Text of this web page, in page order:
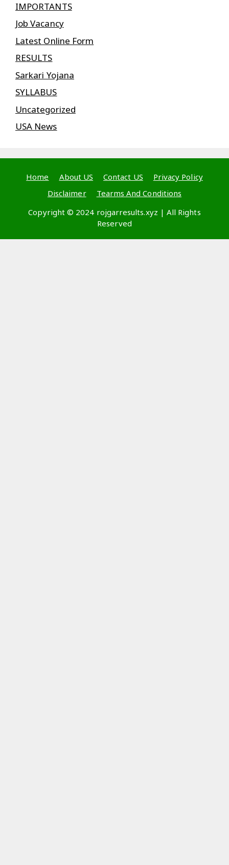
IMPORTANTS
Job Vacancy
Latest Online Form
RESULTS
Sarkari Yojana
SYLLABUS
Uncategorized
USA News
Home About US Contact US
Privacy Policy
Disclaimer
Tearms And Conditions
Copyright © 2024 rojgarresults.xyz | All Rights
Reserved